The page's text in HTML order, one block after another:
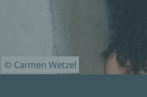
© Carmen Wetzel